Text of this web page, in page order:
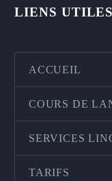
LIENS UTILES
ACCUEIL
COURS DE
SERVICES
TARIFS